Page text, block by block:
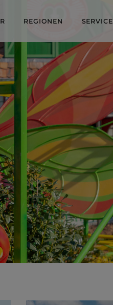
REGIONEN SERVICE